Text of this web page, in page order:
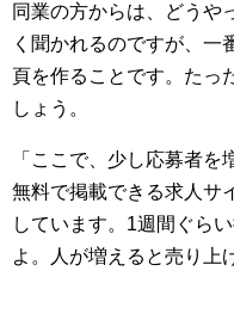
同業の方からは、どうや
く聞かれるのですが、一
頁を作ることです。たっ
しょう。
「ここで、少し応募者を
無料で掲載できる求人サ
しています。1週間ぐら
よ。人が増えると売り上